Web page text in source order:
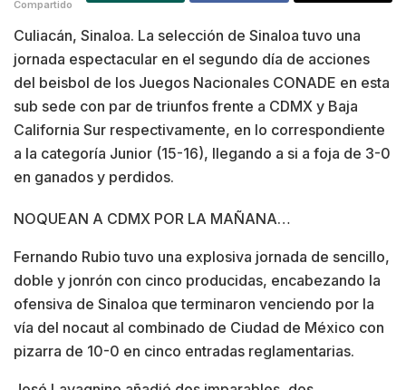
Compartido
Culiacán, Sinaloa. La selección de Sinaloa tuvo una
jornada espectacular en el segundo día de acciones
del beisbol de los Juegos Nacionales CONADE en esta
sub sede con par de triunfos frente a CDMX y Baja
California Sur respectivamente, en lo correspondiente
a la categoría Junior (15-16), llegando a si a foja de 3-0
en ganados y perdidos.
NOQUEAN A CDMX POR LA MAÑANA…
Fernando Rubio tuvo una explosiva jornada de sencillo,
doble y jonrón con cinco producidas, encabezando la
ofensiva de Sinaloa que terminaron venciendo por la
vía del nocaut al combinado de Ciudad de México con
pizarra de 10-0 en cinco entradas reglamentarias.